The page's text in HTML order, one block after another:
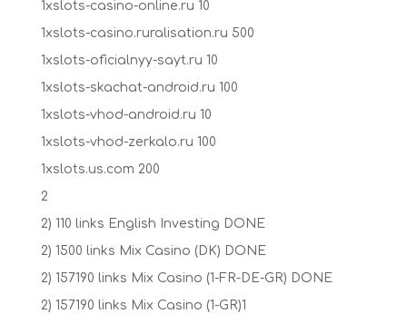
1xslots-casino-online.ru 10
1xslots-casino.ruralisation.ru 500
1xslots-oficialnyy-sayt.ru 10
1xslots-skachat-android.ru 100
1xslots-vhod-android.ru 10
1xslots-vhod-zerkalo.ru 100
1xslots.us.com 200
2
2) 110 links English Investing DONE
2) 1500 links Mix Casino (DK) DONE
2) 157190 links Mix Casino (1-FR-DE-GR) DONE
2) 157190 links Mix Casino (1-GR)1